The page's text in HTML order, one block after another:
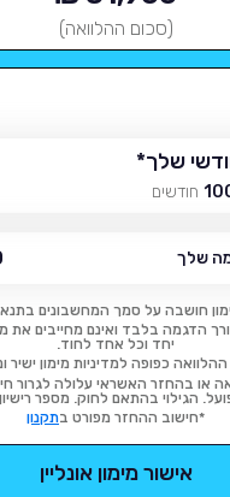
(סכום ההלוואה)
שלך*
חודשים
שלך
חושבה על סמך המחשבונים
הדגמה בלבד ואינם מחייבים את
יחד וכל אחד לחוד.
כפופה למדיניות מימון ישיר
או בהחזר האשראי עלולה לגרור
הגילוי בהתאם לחוק. מספר רישיון
*חישוב ההחזר מפורט בתקנון
אישור מימון אונליין